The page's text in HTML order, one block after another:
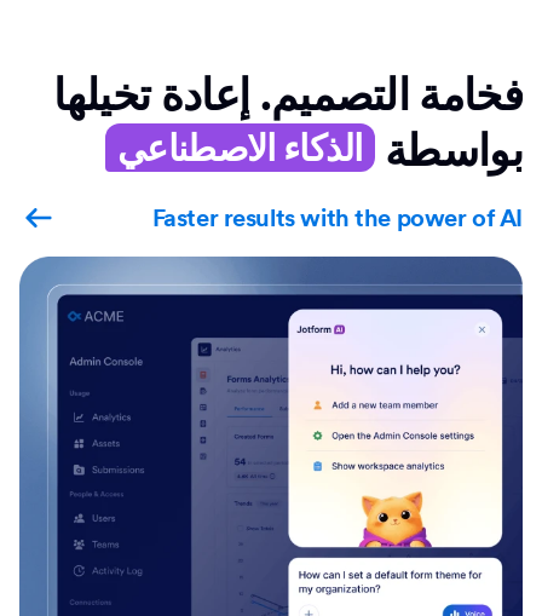
فخامة التصميم. إعادة تخيلها
بواسطة الذكاء الاصطناعي
Faster results with the power of AI